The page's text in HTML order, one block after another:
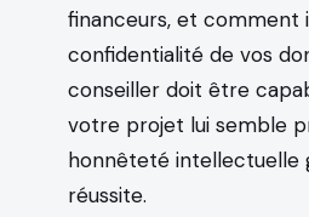
financeurs, et comment
confidentialité de vos
conseiller doit être
votre projet lui semble
honnêteté intellectuelle
réussite.